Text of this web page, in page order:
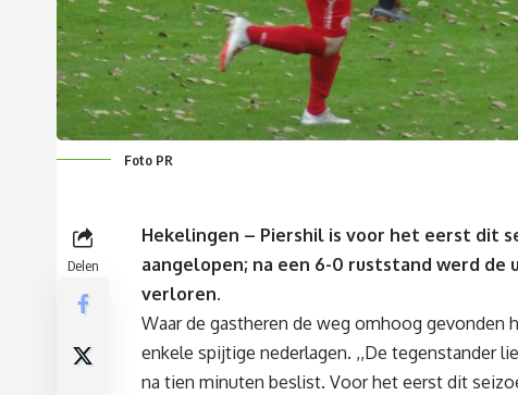
Foto PR
Delen
Hekelingen – Piershil is voor het eerst dit
aangelopen; na een 6-0 ruststand werd
verloren.
Waar de gastheren de weg omhoog gevonden
enkele spijtige nederlagen. ,,De tegenstander
na tien minuten beslist. Voor het eerst dit